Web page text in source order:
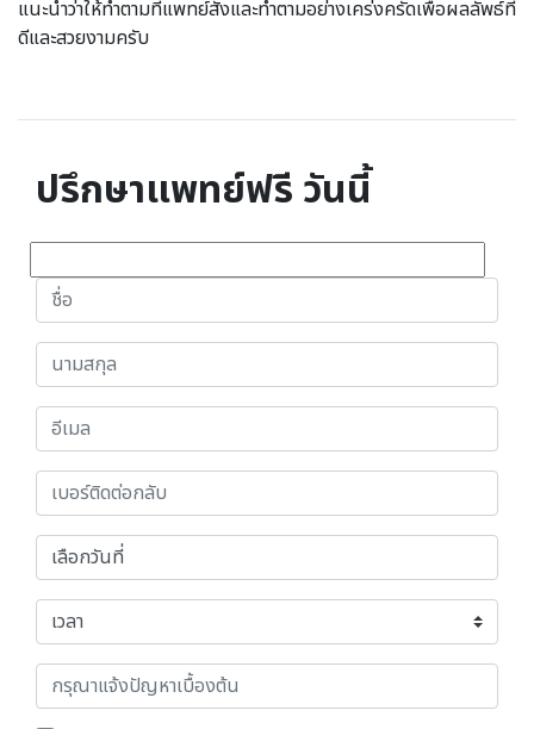
แนะนำว่าให้ทำตามที่แพทย์สั่งและทำตามอย่างเคร่งครัดเพื่อผลลัพธ์ที่
ดีและสวยงามครับ
ปรึกษาแพทย์ฟรี วันนี้